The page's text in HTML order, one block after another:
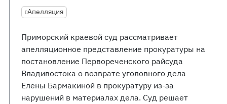
Апелляция
Приморский краевой суд рассматривает
апелляционное представление прокуратуры на
постановление Первореченского райсуда
Владивостока о возврате уголовного дела
Елены Бармакиной в прокуратуру из-за
нарушений в материалах дела. Суд решает